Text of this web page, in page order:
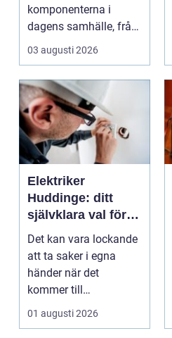
komponenterna i
dagens samhälle, från
små hushållsapparater
till stor...
03 augusti 2026
Elektriker
Huddinge: ditt
självklara val för
säker elinstallation
Det kan vara lockande
att ta saker i egna
händer när det
kommer till
hemförbättr...
01 augusti 2026